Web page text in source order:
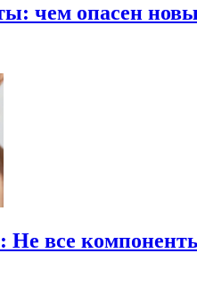
чем опасен
Не все